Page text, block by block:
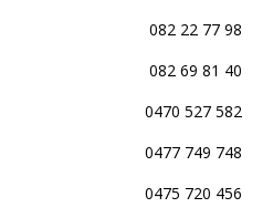
082 22 77 98
082 69 81 40
0470 527 582
0477 749 748
0475 720 456